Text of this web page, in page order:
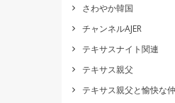
さわやか韓国
チャンネルAJER
テキサスナイト関連
テキサス親父
テキサス親父と愉快な